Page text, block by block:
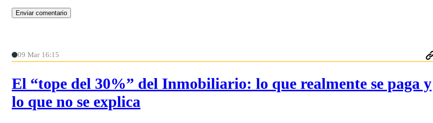
09 Mar 16:15
El “tope del 30%” del Inmobiliario: lo que realmente se paga y
lo que no se explica